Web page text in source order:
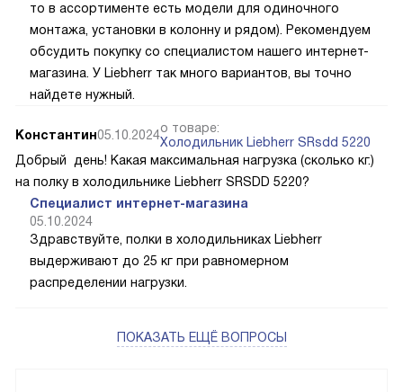
то в ассортименте есть модели для одиночного
монтажа, установки в колонну и рядом). Рекомендуем
обсудить покупку со специалистом нашего интернет-
магазина. У Liebherr так много вариантов, вы точно
найдете нужный.
Константин05.10.2024о товаре:
Холодильник Liebherr SRsdd 5220
Добрый день! Какая максимальная нагрузка (сколько кг.)
на полку в холодильнике Liebherr SRSDD 5220?
Специалист интернет-магазина
05.10.2024
Здравствуйте, полки в холодильниках Liebherr
выдерживают до 25 кг при равномерном
распределении нагрузки.
ПОКАЗАТЬ ЕЩЁ ВОПРОСЫ